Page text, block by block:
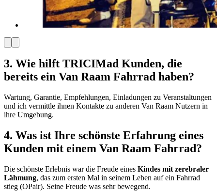
3. Wie hilft TRICIMad Kunden, die
bereits ein Van Raam Fahrrad haben?
Wartung, Garantie, Empfehlungen, Einladungen zu Veranstaltungen
und ich vermittle ihnen Kontakte zu anderen Van Raam Nutzern in
ihre Umgebung.
4. Was ist Ihre schönste Erfahrung eines
Kunden mit einem Van Raam Fahrrad?
Die schönste Erlebnis war die Freude eines Kindes mit zerebraler
Lähmung, das zum ersten Mal in seinem Leben auf ein Fahrrad
stieg (OPair). Seine Freude was sehr bewegend.